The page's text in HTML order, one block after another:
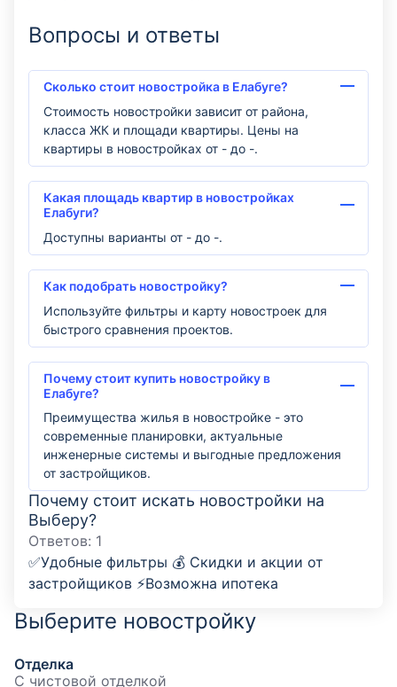
Вопросы и ответы
Сколько стоит новостройка в Елабуге?
Стоимость новостройки зависит от района,
класса ЖК и площади квартиры. Цены на
квартиры в новостройках от - до -.
Какая площадь квартир в новостройках
Елабуги?
Доступны варианты от - до -.
Как подобрать новостройку?
Используйте фильтры и карту новостроек для
быстрого сравнения проектов.
Почему стоит купить новостройку в
Елабуге?
Преимущества жилья в новостройке - это
современные планировки, актуальные
инженерные системы и выгодные предложения
от застройщиков.
Почему стоит искать новостройки на
Выберу?
Ответов: 1
✅Удобные фильтры 💰 Скидки и акции от
застройщиков ⚡Возможна ипотека
Выберите новостройку
Отделка
С чистовой отделкой